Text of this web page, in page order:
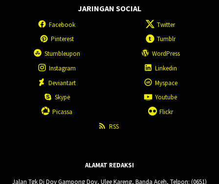
JARINGAN SOCIAL
Facebook
Twitter
Pinterest
Tumblr
Stumbleupon
WordPress
Instagram
Linkedin
Deviantart
Myspace
Skype
Youtube
Picassa
Flickr
RSS
ALAMAT REDAKSI
Jalan Tgk Di Doy Gampong Doy, Ulee Kareng, Banda Aceh, Telpon: (0651)